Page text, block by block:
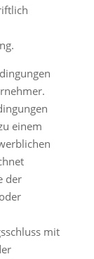
einem
der
mit